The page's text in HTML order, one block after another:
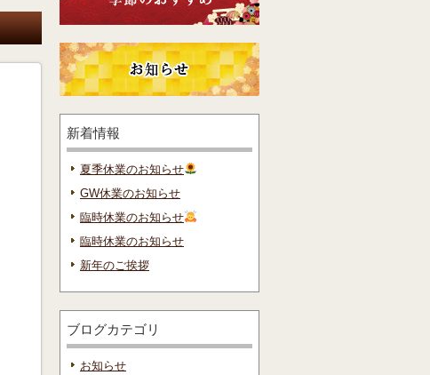
新着情報
夏季休業のお知らせ
GW休業のお知らせ
臨時休業のお知らせ
臨時休業のお知らせ
新年のご挨拶
ブログカテゴリ
お知らせ